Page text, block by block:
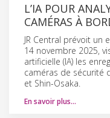
L’IA POUR
CAMÉRAS À
JR Central prévoit un
14 novembre 2025,
artificielle (IA) les
caméras de sécurité
et Shin-Osaka.
En savoir plus…